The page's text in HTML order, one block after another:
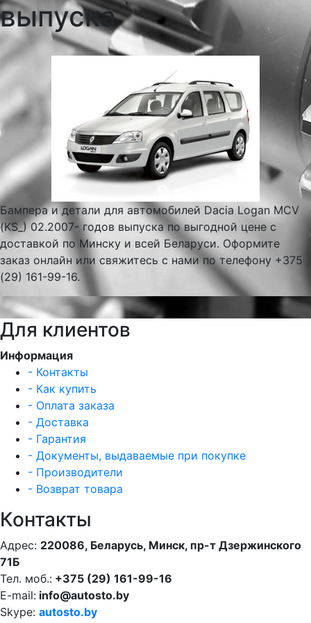
выпуска
Бампера и детали для автомобилей Dacia Logan MCV
(KS_) 02.2007- годов выпуска по выгодной цене с
доставкой по Минску и всей Беларуси. Оформите
заказ онлайн или свяжитесь с нами по телефону +375
(29) 161-99-16.
Для клиентов
Информация
- Контакты
- Как купить
- Оплата заказа
- Доставка
- Гарантия
- Документы, выдаваемые при покупке
- Производители
- Возврат товара
Контакты
Адрес: 220086, Беларусь, Минск, пр-т Дзержинского
71Б
Тел. моб.: +375 (29) 161-99-16
E-mail: info@autosto.by
Skype: autosto.by